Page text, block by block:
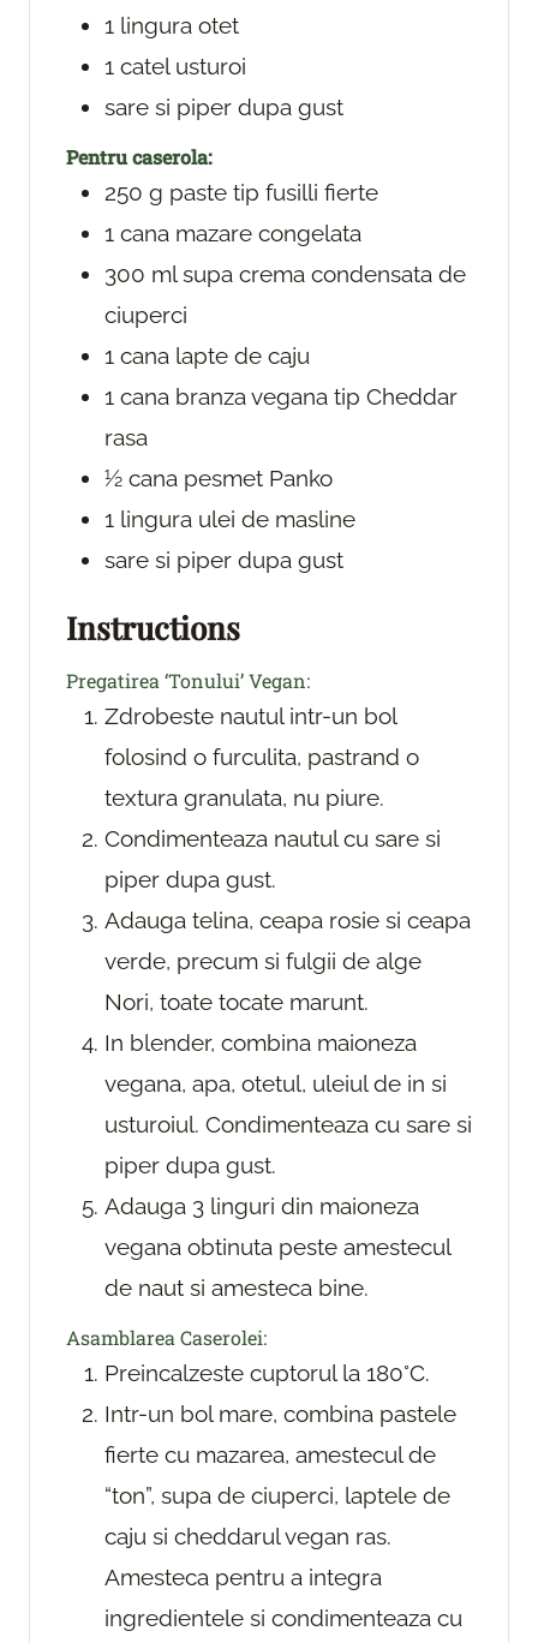
1 lingura otet
1 catel usturoi
sare si piper dupa gust
Pentru caserola:
250 g paste tip fusilli fierte
1 cana mazare congelata
300 ml supa crema condensata de
ciuperci
1 cana lapte de caju
1 cana branza vegana tip Cheddar
rasa
½ cana pesmet Panko
1 lingura ulei de masline
sare si piper dupa gust
Instructions
Pregatirea ‘Tonului’ Vegan:
Zdrobeste nautul intr-un bol
folosind o furculita, pastrand o
textura granulata, nu piure.
Condimenteaza nautul cu sare si
piper dupa gust.
Adauga telina, ceapa rosie si ceapa
verde, precum si fulgii de alge
Nori, toate tocate marunt.
In blender, combina maioneza
vegana, apa, otetul, uleiul de in si
usturoiul. Condimenteaza cu sare si
piper dupa gust.
Adauga 3 linguri din maioneza
vegana obtinuta peste amestecul
de naut si amesteca bine.
Asamblarea Caserolei:
Preincalzeste cuptorul la 180°C.
Intr-un bol mare, combina pastele
fierte cu mazarea, amestecul de
“ton”, supa de ciuperci, laptele de
caju si cheddarul vegan ras.
Amesteca pentru a integra
ingredientele si condimenteaza cu